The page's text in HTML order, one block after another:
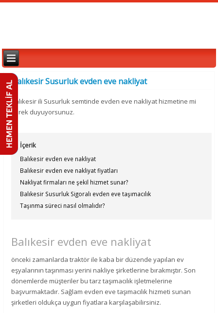
Balıkesir Susurluk evden eve nakliyat
Balıkesir ili Susurluk semtinde evden eve nakliyat hizmetine mi
gerek duyuyorsunuz.
İçerik
Balıkesir evden eve nakliyat
Balıkesir evden eve nakliyat fiyatları
Nakliyat firmaları ne şekil hizmet sunar?
Balıkesir Susurluk Sigoralı evden eve taşımacılık
Taşınma süreci nasıl olmalıdır?
Balıkesir evden eve nakliyat
önceki zamanlarda traktör ile kaba bir düzende yapılan ev
eşyalarının taşınması yerini nakliye şirketlerine bırakmıştır. Son
dönemlerde müşteriler bu tarz taşımacılık işletmelerine
başvurmaktadır. Sağlam evden eve taşımacılık hizmeti sunan
şirketleri oldukça uygun fiyatlara karşılaşabilirsiniz.